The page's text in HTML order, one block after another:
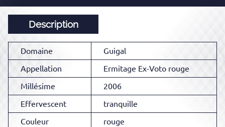
Description
Domaine
Guigal
Appellation
Ermitage Ex-Voto rouge
Millésime
2006
Effervescent
tranquille
Couleur
rouge